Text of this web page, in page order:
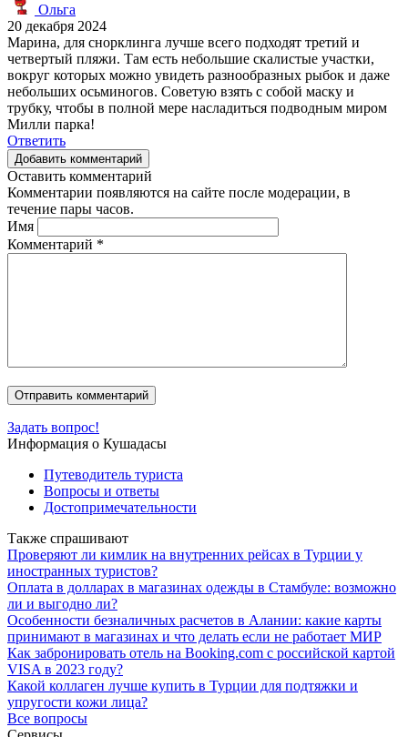
Ольга
20 декабря 2024
Марина, для снорклинга лучше всего подходят третий и
четвертый пляжи. Там есть небольшие скалистые участки,
вокруг которых можно увидеть разнообразных рыбок и даже
небольших осьминогов. Советую взять с собой маску и
трубку, чтобы в полной мере насладиться подводным миром
Милли парка!
Ответить
Добавить комментарий
Оставить комментарий
Комментарии появляются на сайте после модерации, в
течение пары часов.
Имя
Комментарий *
Задать вопрос!
Информация о Кушадасы
Путеводитель туриста
Вопросы и ответы
Достопримечательности
Также спрашивают
Проверяют ли кимлик на внутренних рейсах в Турции у
иностранных туристов?
Оплата в долларах в магазинах одежды в Стамбуле: возможно
ли и выгодно ли?
Особенности безналичных расчетов в Алании: какие карты
принимают в магазинах и что делать если не работает МИР
Как забронировать отель на Booking.com с российской картой
VISA в 2023 году?
Какой коллаген лучше купить в Турции для подтяжки и
упругости кожи лица?
Все вопросы